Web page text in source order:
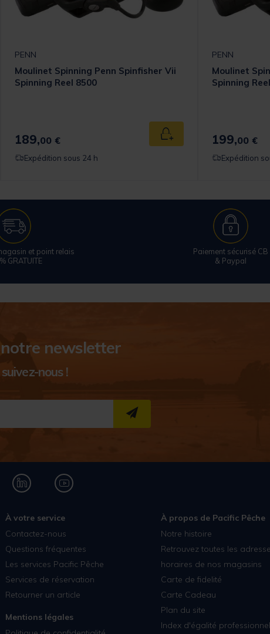
panier
PENN
Moulinet Spinning Penn Spinfisher Vii
Spinning Reel 8500
189,00 € Ajouter au panier
Expédition sous 24 h
PENN
Moulinet
Spinning
199,00 €
Expédition
et point relais
GRATUITE
Paiement sécurisé CB
& Paypal
newsletter
nous !
S''INSCRIRE
À votre service
Contactez-nous
Questions fréquentes
Les services Pacific Pêche
Services de réservation
Retourner un article
Mentions légales
À propos de Pacific Pêche
Notre histoire
Retrouvez toutes les
horaires de nos magasins
Carte de fidelité
Carte Cadeau
Plan du site
Index d'égalité